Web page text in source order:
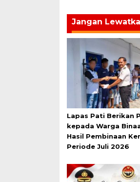
Jangan
Lapas Pati Berikan
kepada Warga
Hasil Pembinaan
Periode Juli 2026